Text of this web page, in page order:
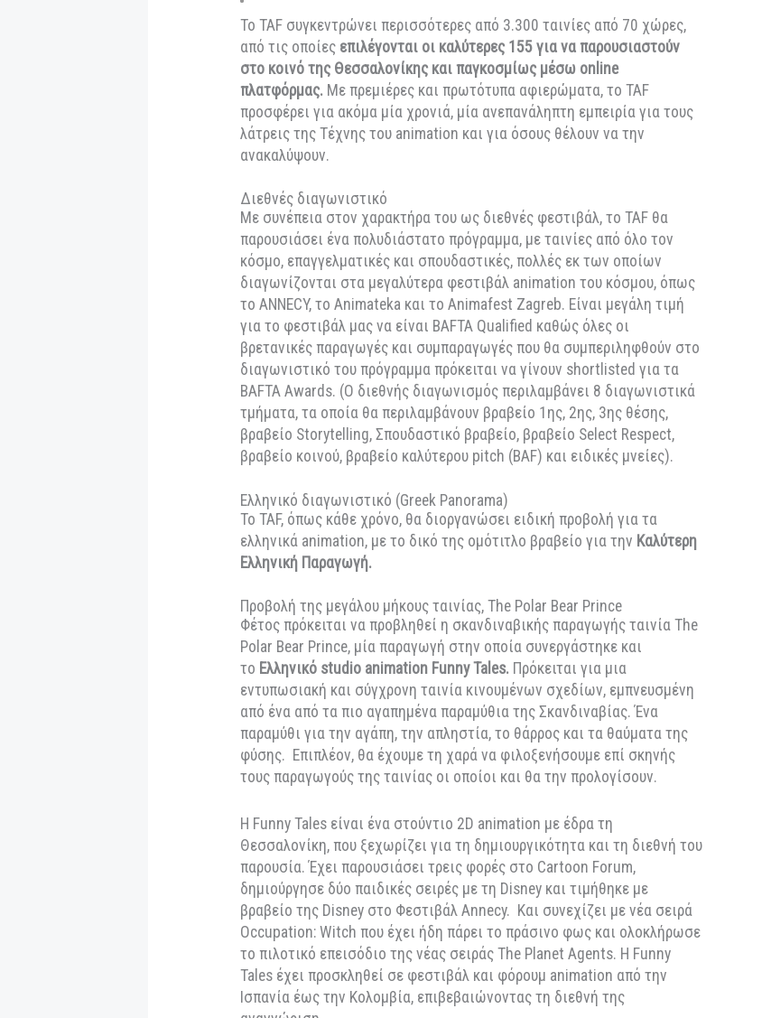
του ταινίες βρετανικής παραγωγής, οι οποίες θα διεκδικήσουν μέσω
του διαγωνιστικού τμήματος του φεστιβάλ, μία θέση στη short list του
παγκοσμίως καταξιωμένου βρετανικού θεσμού.
Το πρόγραμμα
Το TAF συγκεντρώνει περισσότερες από 3.300 ταινίες από 70 χώρες,
από τις οποίεςεπιλέγονται οι καλύτερες 155 για να παρουσιαστούν
στο κοινό της Θεσσαλονίκης και παγκοσμίως μέσω online
πλατφόρμας.Με πρεμιέρες και πρωτότυπα αφιερώματα, το TAF
προσφέρει για ακόμα μία χρονιά, μία ανεπανάληπτη εμπειρία για τους
λάτρεις της Τέχνης του animation και για όσους θέλουν να την
ανακαλύψουν.
Διεθνές διαγωνιστικό
Με συνέπεια στον χαρακτήρα του ως διεθνές φεστιβάλ, το TAF θα
παρουσιάσει ένα πολυδιάστατο πρόγραμμα, με ταινίες από όλο τον
κόσμο, επαγγελματικές και σπουδαστικές, πολλές εκ των οποίων
διαγωνίζονται στα μεγαλύτερα φεστιβάλ animation του κόσμου, όπως
για το φεστιβάλ μας να είναι BAFTA Qualified καθώς όλες οι
βρετανικές παραγωγές και συμπαραγωγές που θα συμπεριληφθούν στο
διαγωνιστικό του πρόγραμμα πρόκειται να γίνουν shortlisted για τα
BAFTA Awards. (Ο διεθνής διαγωνισμός περιλαμβάνει 8 διαγωνιστικά
τμήματα, τα οποία θα περιλαμβάνουν βραβείο 1ης, 2ης, 3ης θέσης,
βραβείο Storytelling, Σπουδαστικό βραβείο, βραβείο Select Respect,
βραβείο κοινού, βραβείο καλύτερου pitch (BAF) και ειδικές μνείες).
Ελληνικό διαγωνιστικό (Greek Panorama)
Το TAF, όπως κάθε χρόνο, θα διοργανώσει ειδική προβολή για τα
ελληνικά animation, με το δικό της ομότιτλο βραβείο για την
Ελληνική Παραγωγή.
Προβολή της μεγάλου μήκους ταινίας, The Polar Bear Prince
Φέτος πρόκειται να προβληθεί η σκανδιναβικής παραγωγής ταινία The
Polar Bear Prince, μία παραγωγή στην οποία συνεργάστηκε και
τοΕλληνικό studio animation Funny Tales. Πρόκειται για μια
εντυπωσιακή και σύγχρονη ταινία κινουμένων σχεδίων, εμπνευσμένη
από ένα από τα πιο αγαπημένα παραμύθια της Σκανδιναβίας. Ένα
παραμύθι για την αγάπη, την απληστία, το θάρρος και τα θαύματα της
φύσης. Επιπλέον, θα έχουμε τη χαρά να φιλοξενήσουμε επί σκηνής
τους παραγωγούς της ταινίας οι οποίοι και θα την προλογίσουν.